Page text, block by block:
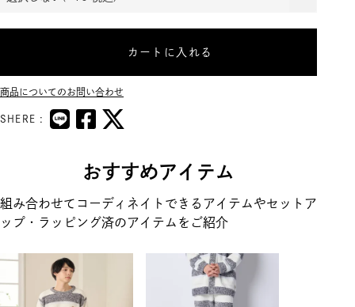
カートに入れる
商品についてのお問い合わせ
SHERE :
おすすめアイテム
組み合わせてコーディネイトできるアイテムやセットア
ップ・ラッピング済のアイテムをご紹介